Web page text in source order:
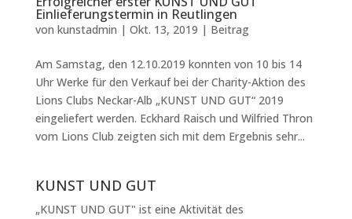
Einlieferungstermin in Reutlingen
von kunstadmin | Okt. 13, 2019 | Beitrag
Am Samstag, den 12.10.2019 konnten von 10 bis 14
Uhr Werke für den Verkauf bei der Charity-Aktion des
Lions Clubs Neckar-Alb „KUNST UND GUT“ 2019
eingeliefert werden. Eckhard Raisch und Wilfried Thron
vom Lions Club zeigten sich mit dem Ergebnis sehr...
KUNST UND GUT
„KUNST UND GUT" ist eine Aktivität des